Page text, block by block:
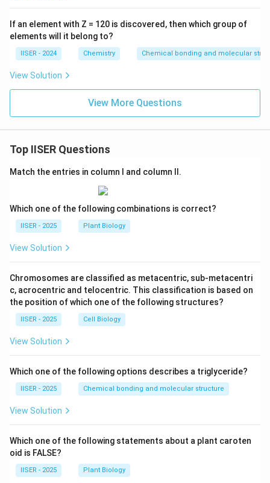
If an element with Z = 120 is discovered, then which group of
elements will it belong to?
IISER - 2024 Chemistry Chemical bonding and molecular
View Solution
View More Questions
Top IISER Questions
Match the entries in column I and column II.
Which one of the following combinations is correct?
IISER - 2025 Plant Biology
View Solution
Chromosomes are classified as metacentric, sub-metacentri
c, acrocentric and telocentric. This classification is based on
the position of which one of the following structures?
IISER - 2025 Cell Biology
View Solution
Which one of the following options describes a triglyceride?
IISER - 2025 Chemical bonding and molecular structure
View Solution
Which one of the following statements about a plant caroten
oid is FALSE?
IISER - 2025 Plant Biology